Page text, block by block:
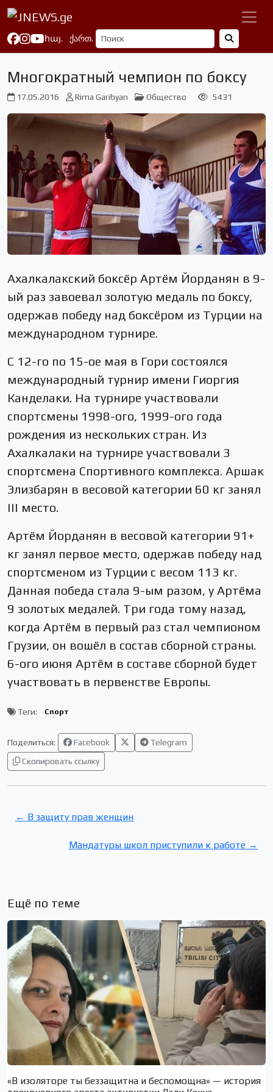
հայ. ქართ.
Многократный чемпион по боксу
17.05.2016 Rima Garibyan Общество 5431
Ахалкалакский боксёр Артём Йорданян в 9-
ый раз завоевал золотую медаль по боксу,
одержав победу над боксёром из Турции на
международном турнире.
С 12-го по 15-ое мая в Гори состоялся
международный турнир имени Гиоргия
Канделаки. На турнире участвовали
спортсмены 1998-ого, 1999-ого года
рождения из нескольких стран. Из
Ахалкалаки на турнире участвовали 3
спортсмена Спортивного комплекса. Аршак
Элизбарян в весовой категории 60 кг занял
III место.
Артём Йорданян в весовой категории 91+
кг занял первое место, одержав победу над
спортсменом из Турции с весом 113 кг.
Данная победа стала 9-ым разом, у Артёма
9 золотых медалей. Три года тому назад,
когда Артём в первый раз стал чемпионом
Грузии, он вошёл в состав сборной страны.
6-ого июня Артём в составе сборной будет
участвовать в первенстве Европы.
Теги: Спорт
Поделиться: Facebook
Telegram
Скопировать ссылку
← В защиту прав женщин
Мандатуры школ приступили к работе →
Ещё по теме
«В изоляторе ты беззащитна и беспомощна» — история